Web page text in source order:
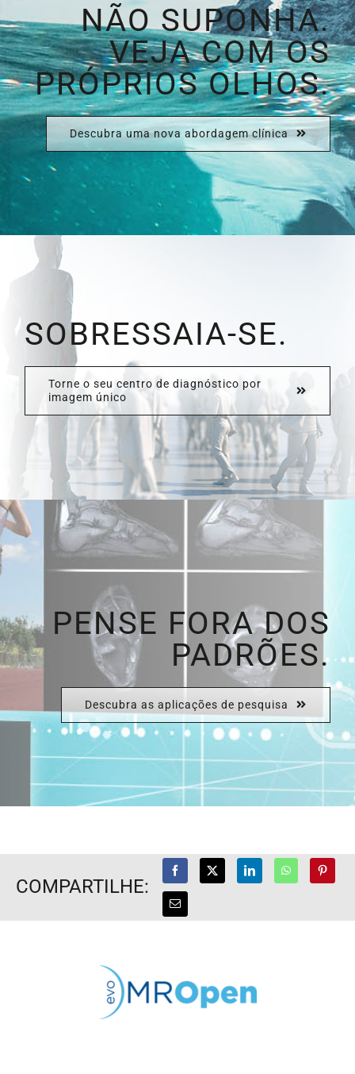
NÃO SUPONHA.
VEJA COM OS
PRÓPRIOS OLHOS.
Descubra uma nova abordagem clínica
SOBRESSAIA-SE.
Torne o seu centro de diagnóstico por
imagem único
PENSE FORA DOS
PADRÕES.
Descubra as aplicações de pesquisa
COMPARTILHE: